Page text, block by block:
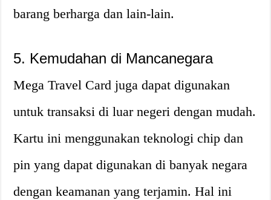
barang berharga dan lain-lain.
5. Kemudahan di Mancanegara
Mega Travel Card juga dapat digunakan
untuk transaksi di luar negeri dengan mudah.
Kartu ini menggunakan teknologi chip dan
pin yang dapat digunakan di banyak negara
dengan keamanan yang terjamin. Hal ini